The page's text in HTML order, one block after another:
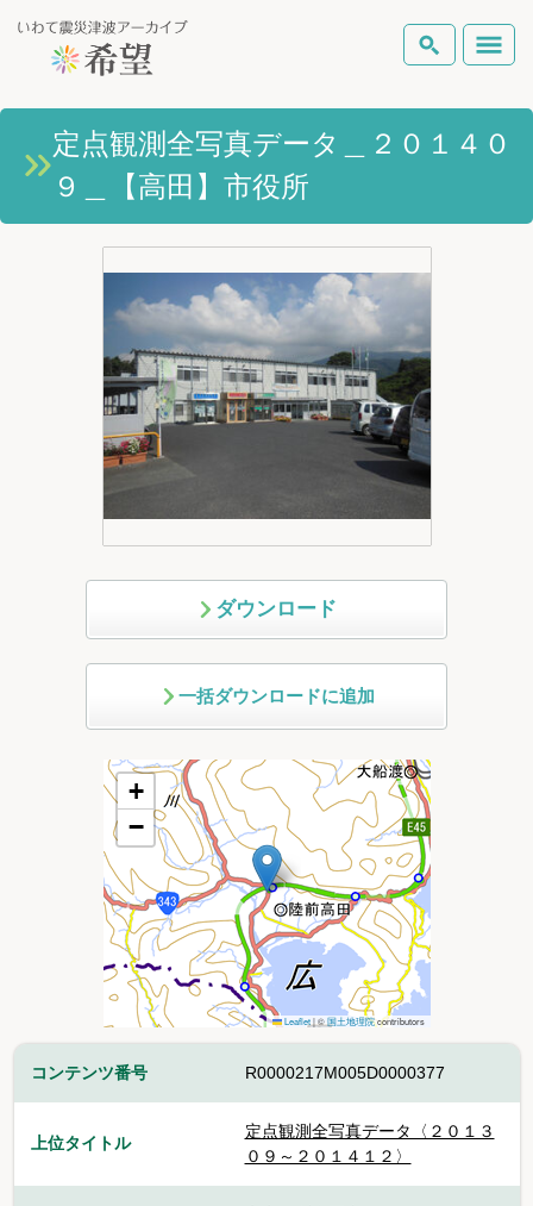
いわて震災津波アーカイブとは
岩手県の被害状況
ピックアップコンテンツ
Foreign Laguage
検索
定点観測全写真データ＿２０１４０
９＿【高田】市役所
ダウンロード
一括ダウンロードに追加
+
−
Leaflet|©国土地理院contributors
コンテンツ番号 R0000217M005D0000377
上位タイトル
定点観測全写真データ〈２０１３
０９～２０１４１２〉